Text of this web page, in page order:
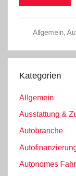
Allgemein,
Kategorien
Allgemein
Ausstattung &
Autobranche
Autonomes